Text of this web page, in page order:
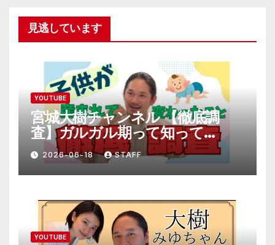
見逃しています
YOUTUBE
宮城大樹チャンネル 【徹底調
査】ガルガル期って知って
る！？
2026-06-18 STAFF
YOUTUBE